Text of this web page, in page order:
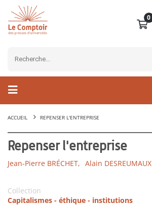
0
ACCUEIL REPENSER L'ENTREPRISE
Repenser l'entreprise
Jean-Pierre BRÉCHET, Alain DESREUMAUX
Collection
Capitalismes - éthique - institutions